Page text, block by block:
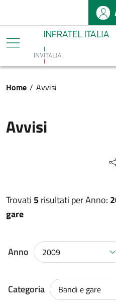
Salta al contenuto
Infratel
Briciole di pane
Home / Avvisi
Avvisi
Trovati 5risultati perAnno:
gare
Anno 2009
Categoria Bandi e gare